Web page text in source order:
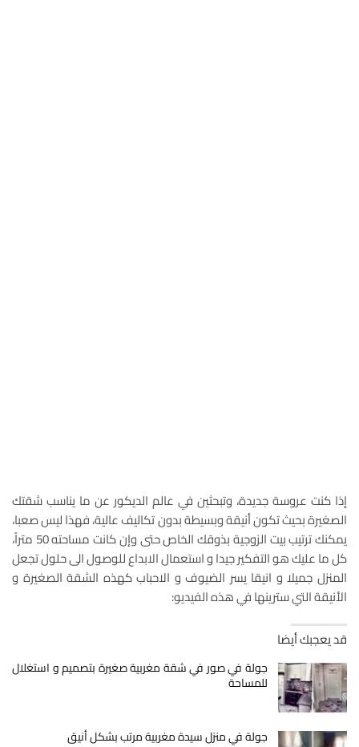
إذا كنت عروسة جديدة، وتبحثين في عالم الديكور عن ما يناسب شقتك
الصغيرة بحيث تكون أنيقة وبسيطة بدون تكاليف عالية، فهذا ليس صعبا،
يمكنك ترتيب بيت الزوجية بذوقك الخاص حتى وإن كانت مساحته 50 متراً،
كل ما عليك هو التفكير جيدا و استعمال الابداع للوصول الى حلول تجعل
المنزل جميلا و انيقا يسر الضيوف و الاحباب كهذه الشقة الصغيرة و
الأنيقة التي سترينها في هذه الفيديو:
قد يعجبك أيضا
جولة في صور في شقة مغربية صغيرة بتصميم و استغلال
للمساحة
جولة في منزل سيدة مغربية مرتب بشكل أنيق